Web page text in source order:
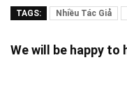
TAGS: Nhiều Tác Giả
We will be happy